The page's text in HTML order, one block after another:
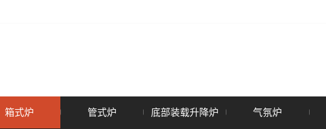
箱式炉 管式炉 底部装载升降炉 气氛炉